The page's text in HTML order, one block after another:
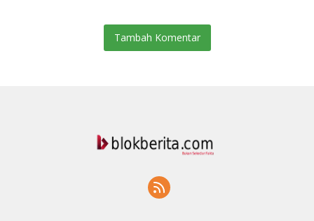
Tambah Komentar